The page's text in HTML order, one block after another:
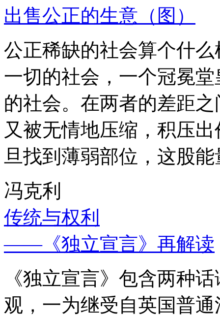
出售公正的生意（图）
公正稀缺的社会算个什
一切的社会，一个冠冕
的社会。在两者的差距
又被无情地压缩，积压
旦找到薄弱部位，这股
冯克利
传统与权利
——《独立宣言》再解读
《独立宣言》包含两种
观，一为继受自英国普